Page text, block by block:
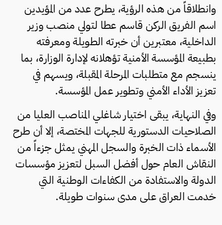
وانطلاقاً من هذه الرؤية، يطرح عدد من المؤيدين
اسم الفريق الركن قاسم عطا لتولي منصب وزير
الداخلية، معتبرين أن خبرته الطويلة ومعرفته
بطبيعة المؤسسة الأمنية تؤهلانه لإدارة الوزارة، بما
ينسجم مع متطلبات المرحلة المقبلة، ويسهم في
تعزيز الأداء الأمني وتطوير عمل المؤسسة.
وفي النهاية، يبقى اختيار شاغلي المناصب العليا من
الصلاحيات الدستورية للجهات المختصة، إلا أن طرح
الأسماء ذات الخبرة والسجل المهني يمثل جزءاً من
النقاش العام حول أفضل السبل لتعزيز مؤسسات
الدولة والاستفادة من الكفاءات الوطنية التي
خدمت العراق على مدى سنوات طويلة.